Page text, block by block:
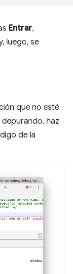
Entrar,
luego, se
que no esté
haz
de la